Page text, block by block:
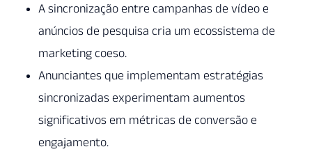
A sincronização entre campanhas de vídeo e
anúncios de pesquisa cria um ecossistema de
marketing coeso.
Anunciantes que implementam estratégias
sincronizadas experimentam aumentos
significativos em métricas de conversão e
engajamento.